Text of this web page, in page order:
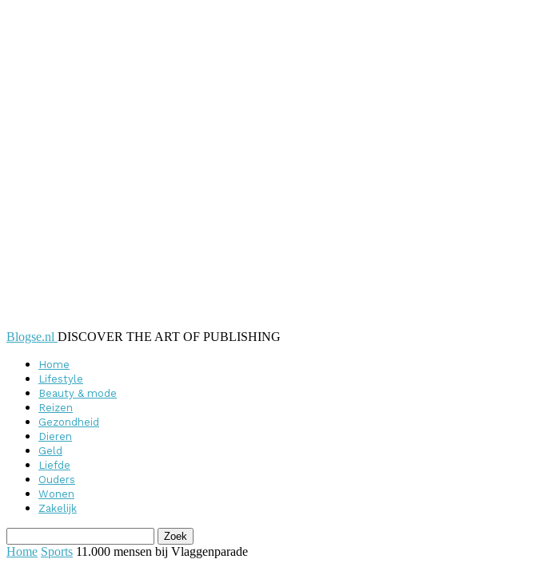
Blogse.nl DISCOVER THE ART OF PUBLISHING
Home
Lifestyle
Beauty & mode
Reizen
Gezondheid
Dieren
Geld
Liefde
Ouders
Wonen
Zakelijk
Home Sports 11.000 mensen bij Vlaggenparade